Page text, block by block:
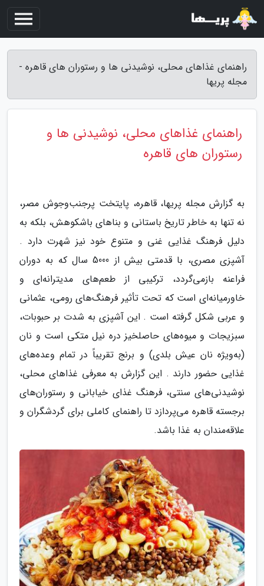
راهنمای غذاهای محلی، نوشیدنی ها و رستوران های قاهره -
مجله پریها
راهنمای غذاهای محلی، نوشیدنی ها و
رستوران های قاهره
به گزارش مجله پریها، قاهره، پایتخت پرجنب‌وجوش مصر،
نه تنها به خاطر تاریخ باستانی و بناهای باشکوهش، بلکه به
دلیل فرهنگ غذایی غنی و متنوع خود نیز شهرت دارد .
آشپزی مصری، با قدمتی بیش از 5000 سال که به دوران
فراعنه بازمی‌گردد، ترکیبی از طعم‌های مدیترانه‌ای و
خاورمیانه‌ای است که تحت تأثیر فرهنگ‌های رومی، عثمانی
و عربی شکل گرفته است . این آشپزی به شدت بر حبوبات،
سبزیجات و میوه‌های حاصلخیز دره نیل متکی است و نان
(به‌ویژه نان عیش بلدی) و برنج تقریباً در تمام وعده‌های
غذایی حضور دارند . این گزارش به معرفی غذاهای محلی،
نوشیدنی‌های سنتی، فرهنگ غذای خیابانی و رستوران‌های
برجسته قاهره می‌پردازد تا راهنمای کاملی برای گردشگران و
علاقه‌مندان به غذا باشد.